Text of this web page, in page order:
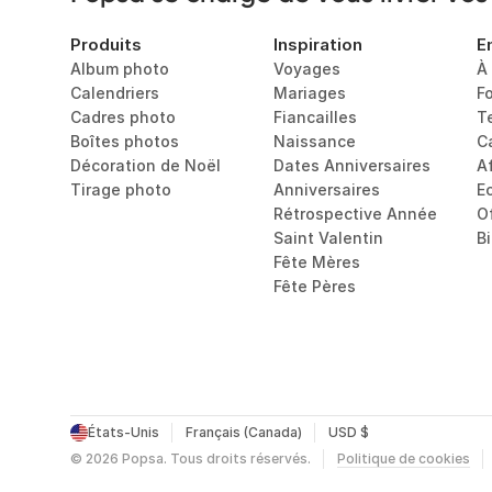
Produits
Album photo
Calendriers
Cadres photo
Boîtes photos
Décoration de Noël
Tirage photo
Inspiration
Voyages
Mariages
Fiancailles
Naissance
Dates Anniversaires
Anniversaires
Rétrospective Année
Saint Valentin
Fête Mères
Fête Pères
À
États-Unis Français (Canada)
USD $
© 2026 Popsa. Tous droits réservés. Politique de cookies